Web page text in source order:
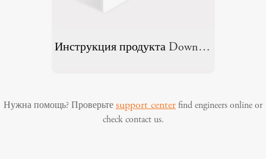
Инструкция продуктаDownload
Нужна помощь? Проверьте support center find engineers online or
check contact us.